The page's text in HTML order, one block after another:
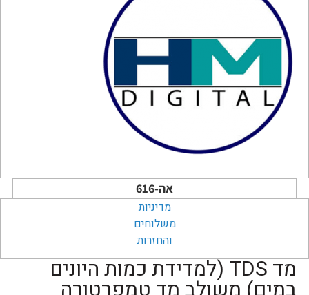
אה-616
מדיניות
משלוחים
והחזרות
מד TDS (למדידת כמות היונים